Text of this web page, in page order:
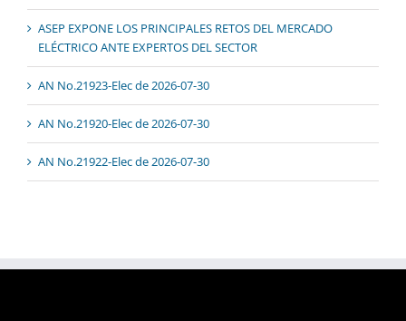
ASEP EXPONE LOS PRINCIPALES RETOS DEL MERCADO
ELÉCTRICO ANTE EXPERTOS DEL SECTOR
AN No.21923-Elec de 2026-07-30
AN No.21920-Elec de 2026-07-30
AN No.21922-Elec de 2026-07-30